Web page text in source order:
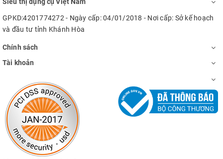
GPKD:4201774272 - Ngày cấp: 04/01/2018 - Nơi cấp: Sở kế hoạch
và đầu tư tỉnh Khánh Hòa
Chính sách
Tài khoản